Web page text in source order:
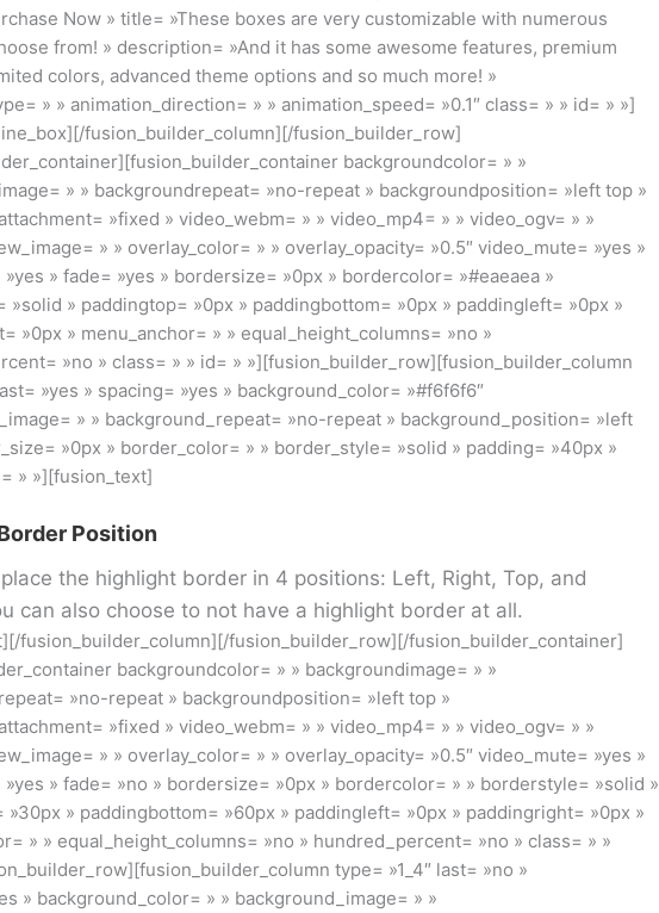
Now » title= »These boxes are very customizable with numerous
from! » description= »And it has some awesome features, premium
colors, advanced theme options and so much more! »
» » animation_direction= » » animation_speed= »0.1″ class= » » id= » »]
fusion_builder_column][/fusion_builder_row]
backgroundcolor= » »
» » backgroundrepeat= »no-repeat » backgroundposition= »left top »
»fixed » video_webm= » » video_mp4= » » video_ogv= » »
» » overlay_color= » » overlay_opacity= »0.5″ video_mute= »yes »
» fade= »yes » bordersize= »0px » bordercolor= »#eaeaea »
»solid » paddingtop= »0px » paddingbottom= »0px » paddingleft= »0px »
»0px » menu_anchor= » » equal_height_columns= »no »
»no » class= » » id= » »][fusion_builder_row][fusion_builder_column
»yes » spacing= »yes » background_color= »#f6f6f6″
» » background_repeat= »no-repeat » background_position= »left
»0px » border_color= » » border_style= »solid » padding= »40px »
» »][fusion_text]
Position
the highlight border in 4 positions: Left, Right, Top, and
can also choose to not have a highlight border at all.
fusion_builder_column][/fusion_builder_row][/fusion_builder_container]
backgroundcolor= » » backgroundimage= » »
»no-repeat » backgroundposition= »left top »
»fixed » video_webm= » » video_mp4= » » video_ogv= » »
» » overlay_color= » » overlay_opacity= »0.5″ video_mute= »yes »
» fade= »no » bordersize= »0px » bordercolor= » » borderstyle= »solid »
»30px » paddingbottom= »60px » paddingleft= »0px » paddingright= »0px »
» » equal_height_columns= »no » hundred_percent= »no » class= » »
type= »1_4″ last= »no »
» background_color= » » background_image= » »